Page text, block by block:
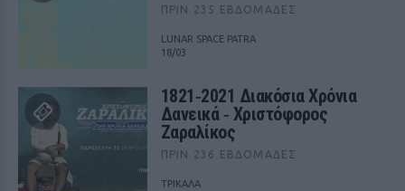
ΠΡΙΝ 235 ΕΒΔΟΜΆΔΕΣ
LUNAR SPACE PATRA
18/03
1821‑2021 Διακόσια Χρόνια
Δανεικά ‑ Χριστόφορος
Ζαραλίκος
ΠΡΙΝ 236 ΕΒΔΟΜΆΔΕΣ
ΤΡΙΚΑΛΑ